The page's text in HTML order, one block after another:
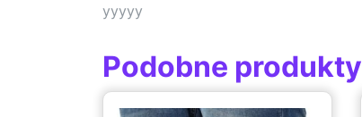
yyyyy
Podobne produkty